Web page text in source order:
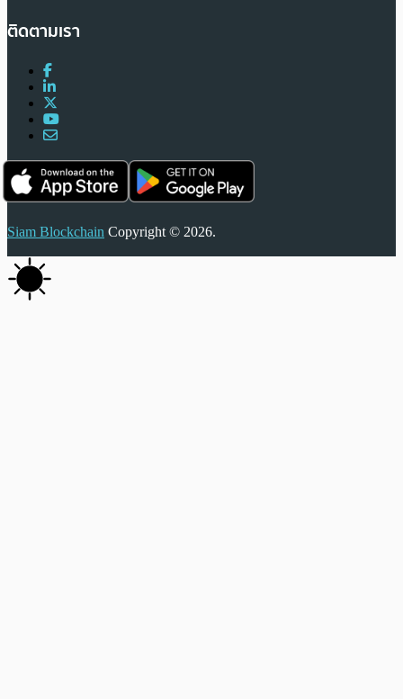
ติดตามเรา
Siam Blockchain Copyright © 2026.